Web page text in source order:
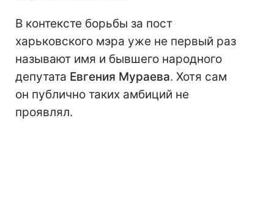
В контексте борьбы за пост
харьковского мэра уже не первый раз
называют имя и бывшего народного
депутата Евгения Мураева. Хотя сам
он публично таких амбиций не
проявлял.